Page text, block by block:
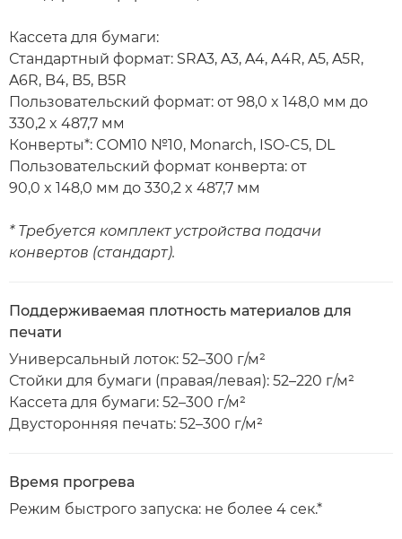
Кассета для бумаги:
Стандартный формат: SRA3, A3, A4, A4R, A5, A5R,
A6R, B4, B5, B5R
Пользовательский формат: от 98,0 x 148,0 мм до
330,2 x 487,7 мм
Конверты*: COM10 №10, Monarch, ISO-C5, DL
Пользовательский формат конверта: от
90,0 x 148,0 мм до 330,2 x 487,7 мм
* Требуется комплект устройства подачи
конвертов (стандарт).
Поддерживаемая плотность материалов для
печати
Универсальный лоток: 52–300 г/м²
Стойки для бумаги (правая/левая): 52–220 г/м²
Кассета для бумаги: 52–300 г/м²
Двусторонняя печать: 52–300 г/м²
Время прогрева
Режим быстрого запуска: не более 4 сек.*